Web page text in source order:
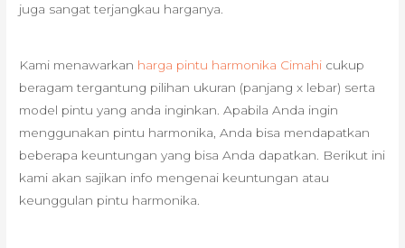
juga sangat terjangkau harganya.
Kami menawarkan harga pintu harmonika Cimahi cukup
beragam tergantung pilihan ukuran (panjang x lebar) serta
model pintu yang anda inginkan. Apabila Anda ingin
menggunakan pintu harmonika, Anda bisa mendapatkan
beberapa keuntungan yang bisa Anda dapatkan. Berikut ini
kami akan sajikan info mengenai keuntungan atau
keunggulan pintu harmonika.